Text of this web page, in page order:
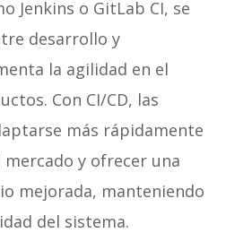
Jenkins o GitLab CI, se
desarrollo y
la agilidad en el
Con CI/CD, las
más rápidamente
mercado y ofrecer una
mejorada, manteniendo
del sistema.